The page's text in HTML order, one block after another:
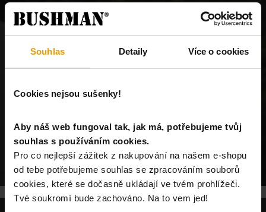
Souhlas Detaily Více o cookies
Cookies nejsou sušenky!
Aby náš web fungoval tak, jak má, potřebujeme tvůj
souhlas s používáním cookies.
Pro co nejlepší zážitek z nakupování na našem e-shopu
od tebe potřebujeme souhlas se zpracováním souborů
cookies, které se dočasně ukládají ve tvém prohlížeči.
Tvé soukromí bude zachováno. Na to vem jed!
odkazem na našem webu nemůžeme najít.
Buď je
chybně zadaný odkaz, nebo je požadovaný produkt
POKRAČUJ NA ÚVODNÍ STRÁNKU